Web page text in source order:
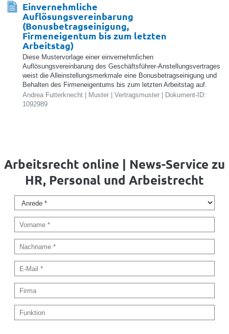
Einvernehmliche
Auflösungsvereinbarung
(Bonusbetragseinigung,
Firmeneigentum bis zum letzten
Arbeitstag)
Diese Mustervorlage einer einvernehmlichen
Auflösungsvereinbarung des Geschäftsführer-Anstellungsvertrages
weist die Alleinstellungsmerkmale eine Bonusbetragseinigung und
Behalten des Firmeneigentums bis zum letzten Arbeitstag auf.
Andrea Futterknecht | Muster | Vertragsmuster | Dokument-ID:
1092989
Arbeitsrecht online | News-Service zu
HR, Personal und Arbeistrecht